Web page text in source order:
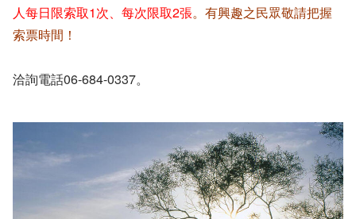
人每日限索取1次、每次限取2張。有興趣之民眾敬請把握
索票時間！
洽詢電話06-684-0337。